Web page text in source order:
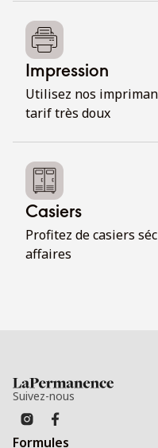
Impression
Utilisez nos
tarif très doux
Casiers
Profitez de casiers
affaires
Suivez-nous
Formules